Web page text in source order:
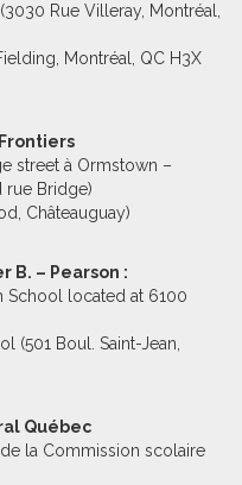
Rue Villeray, Montréal,
Montréal, QC H3X
street à Ormstown –
rue Bridge)
Châteauguay)
B. – Pearson :
School located at 6100
(501 Boul. Saint-Jean,
Québec
la Commission scolaire